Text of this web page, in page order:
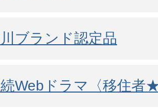
ブランド認定品
Webドラマ〈移住者